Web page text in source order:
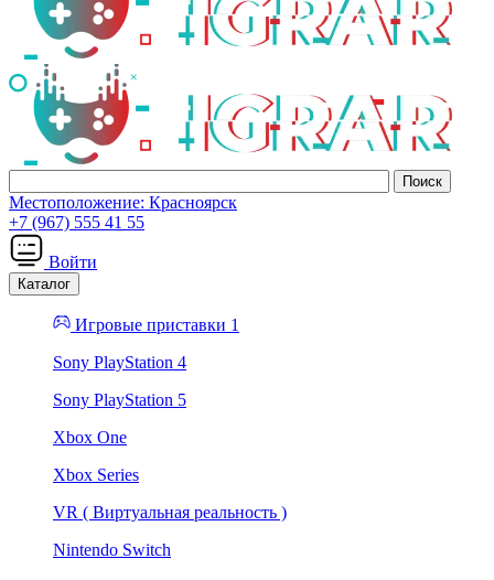
Местоположение: Красноярск
+7 (967) 555 41 55
Войти
Каталог
Игровые приставки 1
Sony PlayStation 4
Sony PlayStation 5
Xbox One
Xbox Series
VR ( Виртуальная реальность )
Nintendo Switch